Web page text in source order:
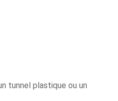
tunnel plastique ou un